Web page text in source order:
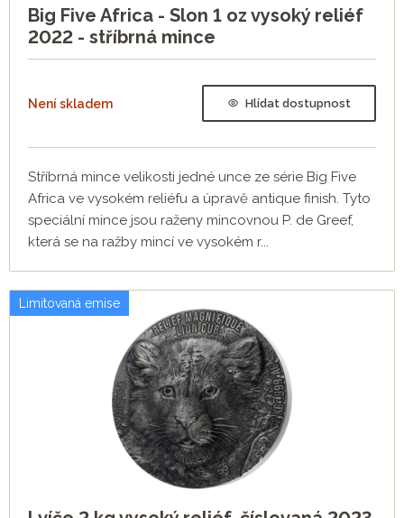
Big Five Africa - Slon 1 oz vysoký reliéf
2022 - stříbrná mince
Není skladem Hlídat dostupnost
Stříbrná mince velikosti jedné unce ze série Big Five
Africa ve vysokém reliéfu a úpravě antique finish. Tyto
speciální mince jsou raženy mincovnou P. de Greef,
která se na ražby mincí ve vysokém r...
Limitovaná emise